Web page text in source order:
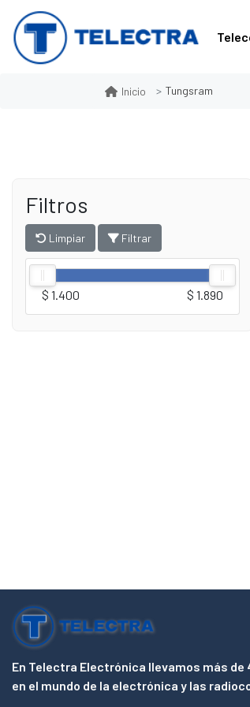
Inicio Tungsram
Filtros
Limpiar Filtrar
$ 1.400 $ 1.890
En Telectra Electrónica llevamos más de
en el mundo de la electrónica y las